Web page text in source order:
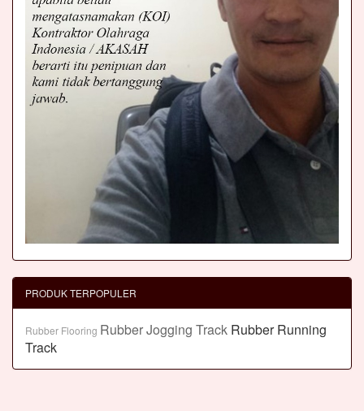
PRODUK TERPOPULER
Rubber Flooring Rubber Jogging Track Rubber Running
Track